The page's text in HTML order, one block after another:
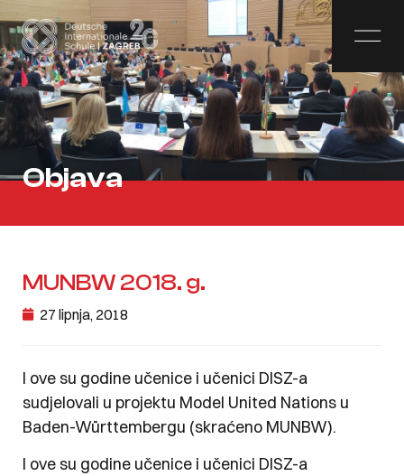
Objava
MUNBW 2018. g.
27 lipnja, 2018
I ove su godine učenice i učenici DISZ-a
sudjelovali u projektu Model United Nations u
Baden-Württembergu (skraćeno MUNBW).
I ove su godine učenice i učenici DISZ-a